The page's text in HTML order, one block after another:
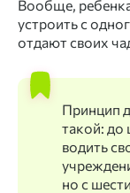
Вообще,
устроить с
отдают своих
Принцип
такой: до
водить
но с